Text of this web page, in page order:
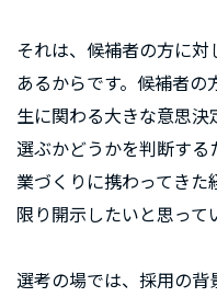
それは、候補者の方に
あるからです。候補者の
生に関わる大きな意思
選ぶかどうかを判断す
業づくりに携わってき
限り開示したいと思って
選考の場では、採用の